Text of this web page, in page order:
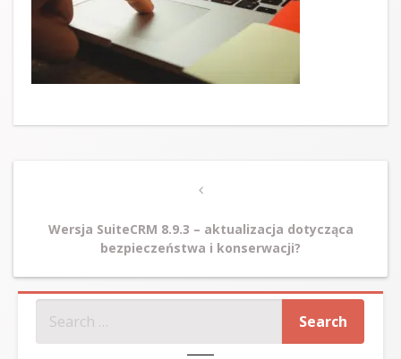
Previous
Wersja SuiteCRM 8.9.3 – aktualizacja dotycząca
bezpieczeństwa i konserwacji?